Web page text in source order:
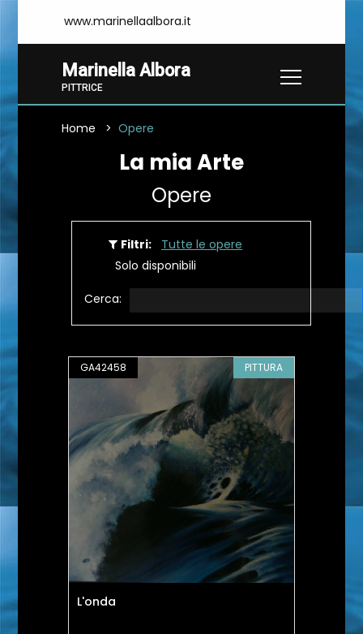
www.marinellaalbora.it
Marinella Albora
PITTRICE
Home Opere
La mia Arte
Opere
Filtri:
Tutte le opere
Solo disponibili
Cerca:
GA42458 PITTURA
L'onda